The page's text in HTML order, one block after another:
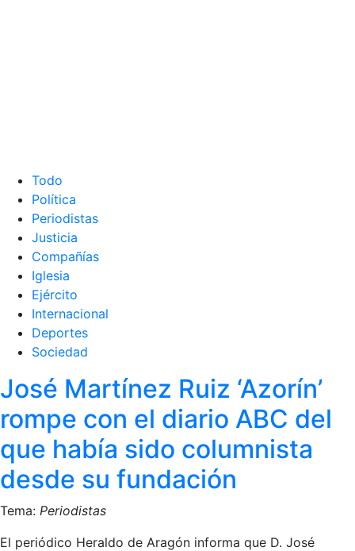
Todo
Política
Periodistas
Justicia
Compañías
Iglesia
Ejército
Internacional
Deportes
Sociedad
José Martínez Ruiz ‘Azorín’
rompe con el diario ABC del
que había sido columnista
desde su fundación
Tema: Periodistas
El periódico Heraldo de Aragón informa que D. José